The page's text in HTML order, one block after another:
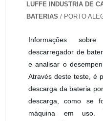
LUFFE INDUSTRIA DE
BATERIAS / PORTO
Informações
descarregador de
e analisar o
Através deste teste, é
descarga da bateria
descarga, como se
máquina em uso.